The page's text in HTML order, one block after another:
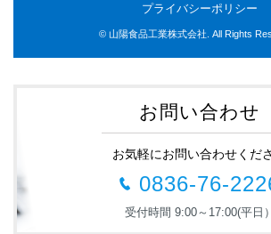
プライバシーポリシー
© 山陽食品工業株式会社. All Rights
お問い合わせ
お気軽にお問い合わせくだ
0836-76-
受付時間 9:00～17:00(平日）